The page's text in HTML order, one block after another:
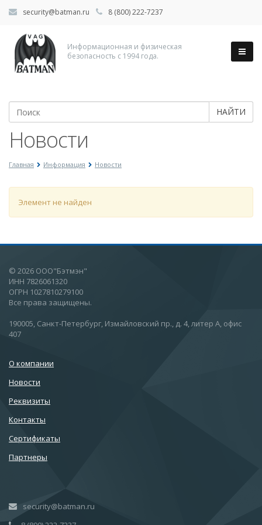
security@batman.ru 8 (800) 222-7237
Информационная и физическая
безопасность с 1994 года.
НАЙТИ
Новости
Главная Информация Новости
Элемент не найден
© 2026 ООО"Бэтмэн"
ИНН 7826061320
ОГРН 1027810279100
Все права защищены.
190005, Санкт-Петербург, Измайловский пр., д. 4, литер А, офис
407
О компании
Новости
Реквизиты
Контакты
Сертификаты
Партнеры
security@batman.ru